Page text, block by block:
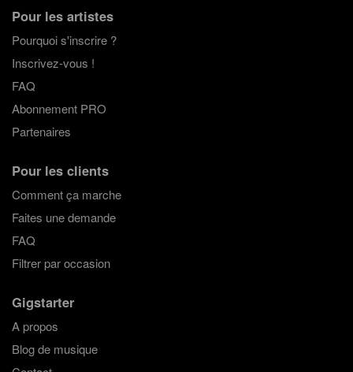
Pour les artistes
Pourquoi s'inscrire ?
Inscrivez-vous !
FAQ
Abonnement PRO
Partenaires
Pour les clients
Comment ça marche
Faites une demande
FAQ
Filtrer par occasion
Gigstarter
A propos
Blog de musique